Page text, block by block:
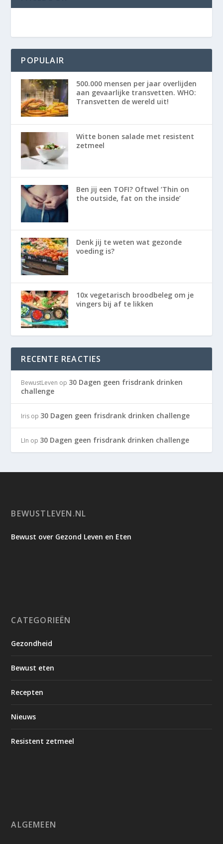
POPULAIR
500.000 mensen per jaar overlijden
aan gevaarlijke transvetten. WHO:
Transvetten de wereld uit!
Witte bonen salade met resistent
zetmeel
Ben jij een TOFI? Oftwel ‘Thin on
the outside, fat on the inside’
Denk jij te weten wat gezonde
voeding is?
10x vegetarisch broodbeleg om je
vingers bij af te likken
RECENTE REACTIES
BewustLeven op 30 Dagen geen frisdrank drinken
challenge
Iris op 30 Dagen geen frisdrank drinken challenge
LIn op 30 Dagen geen frisdrank drinken challenge
BEWUSTLEVEN.NL
Bewust over Gezond Leven en Eten
CATEGORIEËN
Gezondheid
Bewust eten
Recepten
Nieuws
Resistent zetmeel
ALGEMEEN